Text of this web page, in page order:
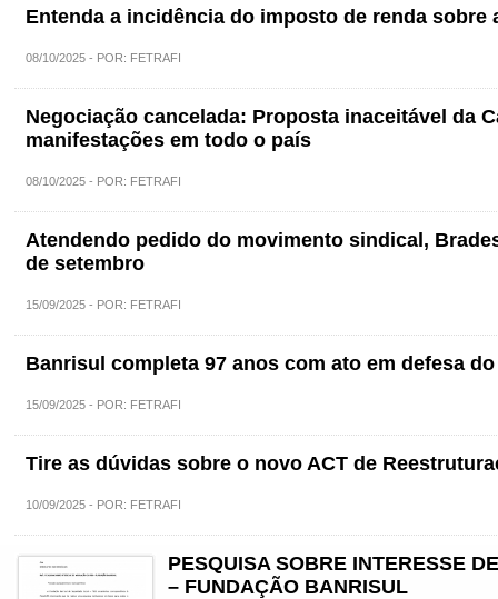
Entenda a incidência do imposto de renda sobre
08/10/2025 - POR: FETRAFI
Negociação cancelada: Proposta inaceitável da
manifestações em todo o país
08/10/2025 - POR: FETRAFI
Atendendo pedido do movimento sindical,
de setembro
15/09/2025 - POR: FETRAFI
Banrisul completa 97 anos com ato em defesa
15/09/2025 - POR: FETRAFI
Tire as dúvidas sobre o novo ACT de
10/09/2025 - POR: FETRAFI
PESQUISA SOBRE INTERESSE
– FUNDAÇÃO BANRISUL